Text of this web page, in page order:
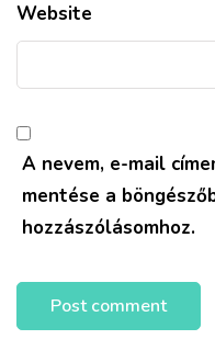
Website
A nevem, e-mail
mentése a
hozzászólásomhoz.